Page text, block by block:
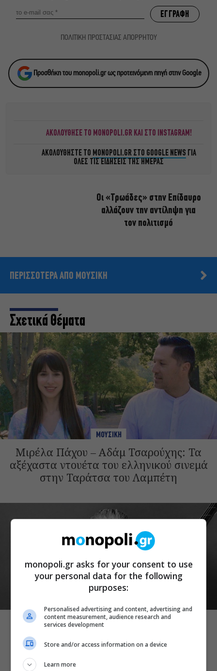
ΠΟΛΙΤΙΚΗ ΠΡΟΣΤΑΣΙΑΣ ΑΠΟΡΡΗΤΟΥ
Προσθήκη του monopoli.gr ως προτεινόμενη πηγή στην Google
ΑΚΟΛΟΥΘΗΣΕ ΤΟ MONOPOLI.GR ΚΑΙ ΣΤΟ INSTAGRAM!
ΑΚΟΛΟΥΘΗΣΤΕ ΤΟ MONOPOLI.GR ΣΤΟ GOOGLE NEWS ΓΙΑ
ΟΛΕΣ ΤΙΣ ΕΙΔΗΣΕΙΣ ΤΗΣ ΗΜΕΡΑΣ
Οι «Τρωάδες» στην Επίδαυρο
αλλάζουν την αντίληψη για
τον πολιτισμό
ΠΕΡΙΣΣΟΤΕΡΑ ΑΠΟ ΜΟΥΣΙΚΗ
Σχετικά Θέματα
ΜΟΥΣΙΚΗ
Μιρέλα Πάχου – Αδάμ Τσαρούχης: Τα
αξέχαστα ντουέτα του ελληνικού σινεμά
στην Ταράτσα του Λαμπέτη
ΜΟΥΣΙΚΗ
Ο Γιάννης Χαρούλης θα δώσει μια
τελευταία καλοκαιρινή συναυλία στο
Θέατρο Γης
monopoli.gr asks for your consent to use
your personal data for the following
purposes:
Personalised advertising and content, advertising and
content measurement, audience research and
services development
Store and/or access information on a device
Learn more